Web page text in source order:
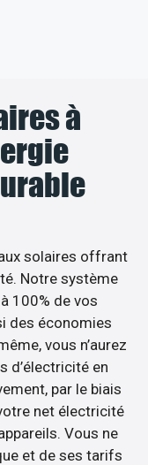
à
solaires offrant
Notre système
100% de vos
des économies
vous n’aurez
d’électricité en
par le biais
net électricité
Vous ne
et de ses tarifs